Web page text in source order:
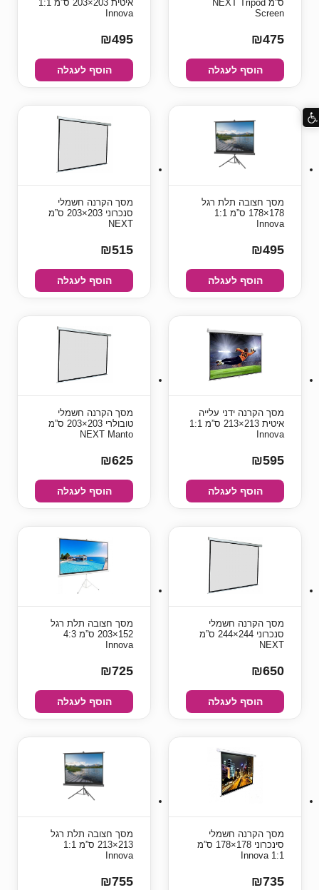
ס”מ NEXT Tripod
Screen
₪475
הוסף לעגלה
איטית 203×203 ס”מ 1:1
Innova
₪495
הוסף לעגלה
מסך חצובה תלת רגל
178×178 ס”מ 1:1
Innova
₪495
הוסף לעגלה
מסך הקרנה חשמלי
סנכרוני 203×203 ס”מ
NEXT
₪515
הוסף לעגלה
מסך הקרנה ידני עלייה
איטית 213×213 ס”מ 1:1
Innova
₪595
הוסף לעגלה
מסך הקרנה חשמלי
טובולרי 203×203 ס”מ
NEXT Manto
₪625
הוסף לעגלה
מסך הקרנה חשמלי
סנכרוני 244×244 ס”מ
NEXT
₪650
הוסף לעגלה
מסך חצובה תלת רגל
152×203 ס”מ 4:3
Innova
₪725
הוסף לעגלה
מסך הקרנה חשמלי
סינכרוני 178×178 ס”מ
1:1 Innova
₪735
מסך חצובה תלת רגל
213×213 ס”מ 1:1
Innova
₪755